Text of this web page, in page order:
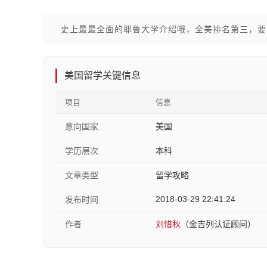
史上最最全面的耶鲁大学介绍哦，全美排名第三，
美国留学关键信息
项目 信息
意向国家 美国
学历层次 本科
文章类型 留学攻略
发布时间 2018-03-29 22:41:24
作者 刘惜秋 （金吉列认证顾问）